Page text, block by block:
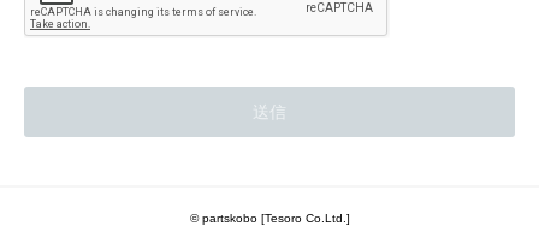
© partskobo [Tesoro Co.Ltd.]